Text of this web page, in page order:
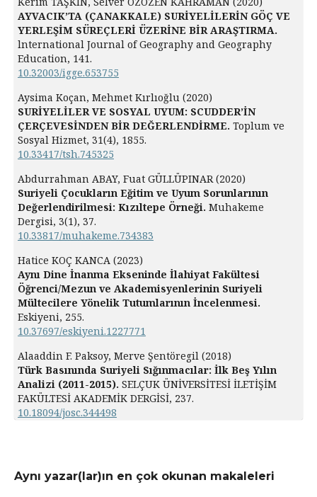
AYVACIK’TA (ÇANAKKALE) SURİYELİLERİN GÖÇ VE
YERLEŞİM SÜREÇLERİ ÜZERİNE BİR ARAŞTIRMA.
lnternational Journal of Geography and Geography
Education, 141.
10.32003/igge.653755
Aysima Koçan, Mehmet Kırlıoğlu (2020)
SURİYELİLER VE SOSYAL UYUM: SCUDDER’İN
ÇERÇEVESİNDEN BİR DEĞERLENDİRME. Toplum ve
Sosyal Hizmet, 31(4), 1855.
10.33417/tsh.745325
Abdurrahman ABAY, Fuat GÜLLÜPINAR (2020)
Suriyeli Çocukların Eğitim ve Uyum Sorunlarının
Değerlendirilmesi: Kızıltepe Örneği. Muhakeme
Dergisi, 3(1), 37.
10.33817/muhakeme.734383
Hatice KOÇ KANCA (2023)
Aynı Dine İnanma Ekseninde İlahiyat Fakültesi
Öğrenci/Mezun ve Akademisyenlerinin Suriyeli
Mültecilere Yönelik Tutumlarının İncelenmesi.
Eskiyeni, 255.
10.37697/eskiyeni.1227771
Alaaddin F. Paksoy, Merve Şentöregil (2018)
Türk Basınında Suriyeli Sığınmacılar: İlk Beş Yılın
Analizi (2011-2015). SELÇUK ÜNİVERSİTESİ İLETİŞİM
FAKÜLTESİ AKADEMİK DERGİSİ, 237.
10.18094/josc.344498
Aynı yazar(lar)ın en çok okunan makaleleri